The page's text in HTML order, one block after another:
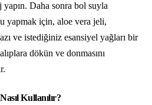
Daha sonra bol suyla
yapmak için, aloe vera jeli,
ve istediğiniz esansiyel yağları bir
dökün ve donmasını
Kullanılır?